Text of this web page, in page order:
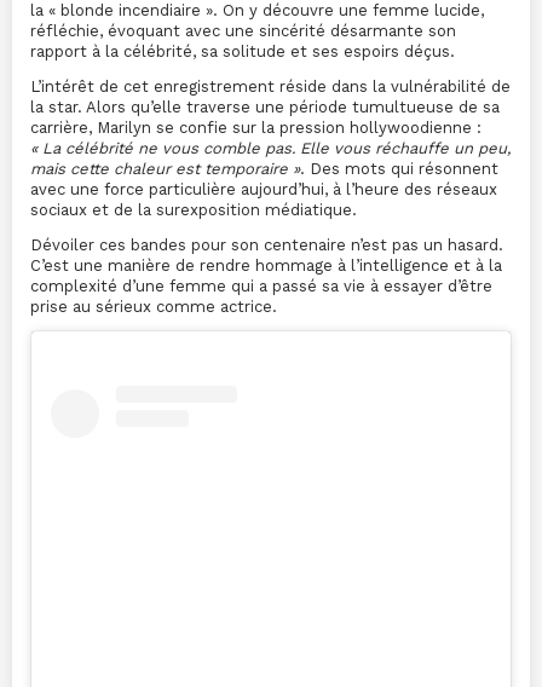
la « blonde incendiaire ». On y découvre une femme lucide,
réfléchie, évoquant avec une sincérité désarmante son
rapport à la célébrité, sa solitude et ses espoirs déçus.
L’intérêt de cet enregistrement réside dans la vulnérabilité de
la star. Alors qu’elle traverse une période tumultueuse de sa
carrière, Marilyn se confie sur la pression hollywoodienne :
« La célébrité ne vous comble pas. Elle vous réchauffe un peu,
mais cette chaleur est temporaire ». Des mots qui résonnent
avec une force particulière aujourd’hui, à l’heure des réseaux
sociaux et de la surexposition médiatique.
Dévoiler ces bandes pour son centenaire n’est pas un hasard.
C’est une manière de rendre hommage à l’intelligence et à la
complexité d’une femme qui a passé sa vie à essayer d’être
prise au sérieux comme actrice.